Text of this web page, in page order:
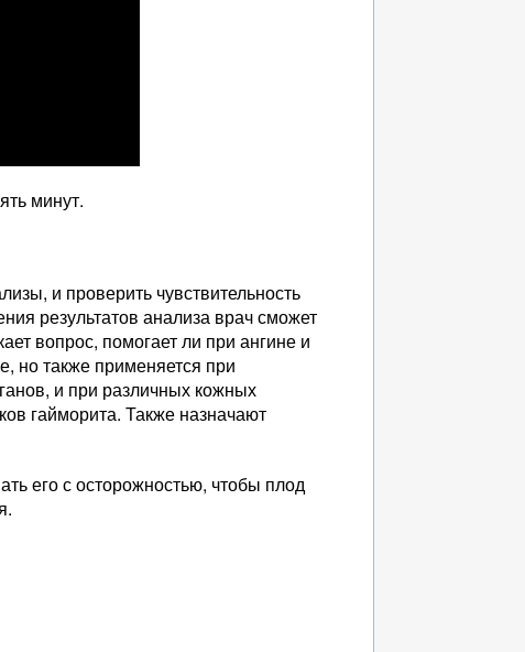
минут.
и проверить чувствительность
результатов анализа врач сможет
вопрос, помогает ли при ангине и
но также применяется при
и при различных кожных
гайморита. Также назначают
его с осторожностью, чтобы плод